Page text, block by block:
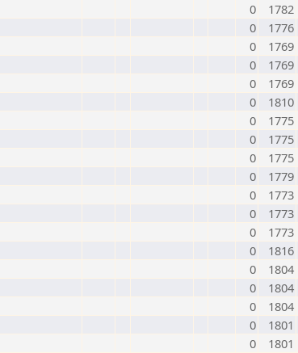
0
1782
0
1776
0
1769
0
1769
0
1769
0
1810
0
1775
0
1775
0
1775
0
1779
0
1773
0
1773
0
1773
0
1816
0
1804
0
1804
0
1804
0
1801
0
1801